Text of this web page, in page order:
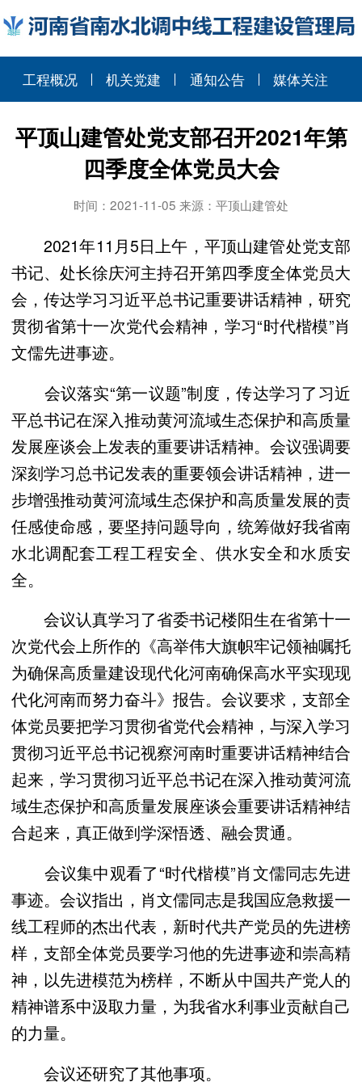
工程概况 机关党建 通知公告 媒体关注
平顶山建管处党支部召开2021年第
四季度全体党员大会
时间：2021-11-05 来源：平顶山建管处
2021年11月5日上午，平顶山建管处党支部
书记、处长徐庆河主持召开第四季度全体党员大
会，传达学习习近平总书记重要讲话精神，研究
贯彻省第十一次党代会精神，学习“时代楷模”肖
文儒先进事迹。
会议落实“第一议题”制度，传达学习了习近
平总书记在深入推动黄河流域生态保护和高质量
发展座谈会上发表的重要讲话精神。会议强调要
深刻学习总书记发表的重要领会讲话精神，进一
步增强推动黄河流域生态保护和高质量发展的责
任感使命感，要坚持问题导向，统筹做好我省南
水北调配套工程工程安全、供水安全和水质安
全。
会议认真学习了省委书记楼阳生在省第十一
次党代会上所作的《高举伟大旗帜牢记领袖嘱托
为确保高质量建设现代化河南确保高水平实现现
代化河南而努力奋斗》报告。会议要求，支部全
体党员要把学习贯彻省党代会精神，与深入学习
贯彻习近平总书记视察河南时重要讲话精神结合
起来，学习贯彻习近平总书记在深入推动黄河流
域生态保护和高质量发展座谈会重要讲话精神结
合起来，真正做到学深悟透、融会贯通。
会议集中观看了“时代楷模”肖文儒同志先进
事迹。会议指出，肖文儒同志是我国应急救援一
线工程师的杰出代表，新时代共产党员的先进榜
样，支部全体党员要学习他的先进事迹和崇高精
神，以先进模范为榜样，不断从中国共产党人的
精神谱系中汲取力量，为我省水利事业贡献自己
的力量。
会议还研究了其他事项。